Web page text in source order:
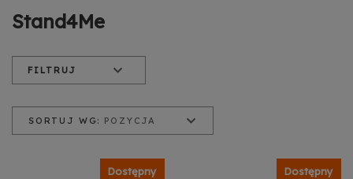
SORTUJ WG: POZYCJA
Cena od najniższej
Cena od najwyższej
Dostępny Dostępny
Stand4Me
FILTRUJ